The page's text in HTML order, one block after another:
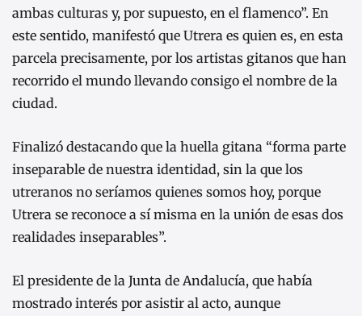
ambas culturas y, por supuesto, en el flamenco”. En
este sentido, manifestó que Utrera es quien es, en esta
parcela precisamente, por los artistas gitanos que han
recorrido el mundo llevando consigo el nombre de la
ciudad.
Finalizó destacando que la huella gitana “forma parte
inseparable de nuestra identidad, sin la que los
utreranos no seríamos quienes somos hoy, porque
Utrera se reconoce a sí misma en la unión de esas dos
realidades inseparables”.
El presidente de la Junta de Andalucía, que había
mostrado interés por asistir al acto, aunque